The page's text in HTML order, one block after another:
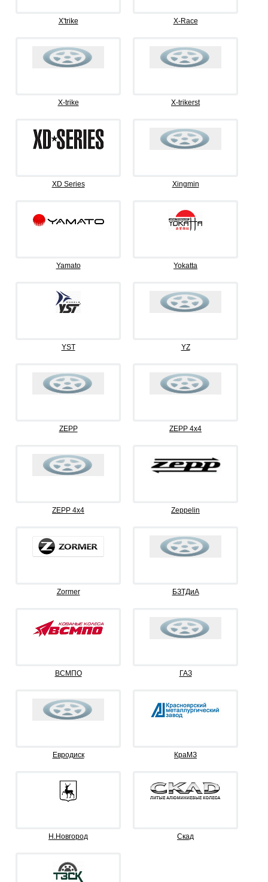
X'trike X-Race
X-trike X-trikerst
XD Series Xingmin
Yamato Yokatta
YST YZ
ZEPP ZEPP 4x4
ZEPP 4х4 Zeppelin
Zormer БЗТДиА
ВСМПО ГАЗ
Евродиск КраМЗ
Н.Новгород Скад